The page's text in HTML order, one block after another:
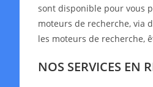
sont disponible pour vous
moteurs de recherche, via
les moteurs de recherche,
NOS SERVICES EN